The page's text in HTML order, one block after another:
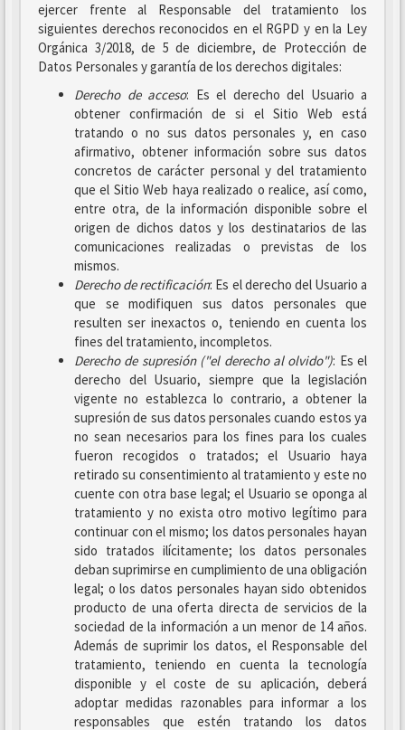
ejercer frente al Responsable del tratamiento los
siguientes derechos reconocidos en el RGPD y en la Ley
Orgánica 3/2018, de 5 de diciembre, de Protección de
Datos Personales y garantía de los derechos digitales:
Derecho de acceso: Es el derecho del Usuario a
obtener confirmación de si el Sitio Web está
tratando o no sus datos personales y, en caso
afirmativo, obtener información sobre sus datos
concretos de carácter personal y del tratamiento
que el Sitio Web haya realizado o realice, así como,
entre otra, de la información disponible sobre el
origen de dichos datos y los destinatarios de las
comunicaciones realizadas o previstas de los
mismos.
Derecho de rectificación: Es el derecho del Usuario a
que se modifiquen sus datos personales que
resulten ser inexactos o, teniendo en cuenta los
fines del tratamiento, incompletos.
Derecho de supresión ("el derecho al olvido"): Es el
derecho del Usuario, siempre que la legislación
vigente no establezca lo contrario, a obtener la
supresión de sus datos personales cuando estos ya
no sean necesarios para los fines para los cuales
fueron recogidos o tratados; el Usuario haya
retirado su consentimiento al tratamiento y este no
cuente con otra base legal; el Usuario se oponga al
tratamiento y no exista otro motivo legítimo para
continuar con el mismo; los datos personales hayan
sido tratados ilícitamente; los datos personales
deban suprimirse en cumplimiento de una obligación
legal; o los datos personales hayan sido obtenidos
producto de una oferta directa de servicios de la
sociedad de la información a un menor de 14 años.
Además de suprimir los datos, el Responsable del
tratamiento, teniendo en cuenta la tecnología
disponible y el coste de su aplicación, deberá
adoptar medidas razonables para informar a los
responsables que estén tratando los datos